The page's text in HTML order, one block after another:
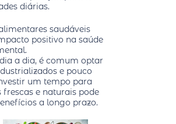
diárias.
saudáveis
positivo na saúde
a dia, é comum optar
e pouco
um tempo para
frescas e naturais pode
a longo prazo.